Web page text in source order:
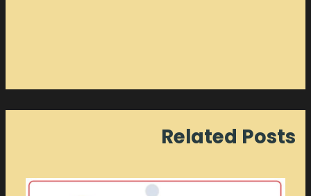
Related Posts